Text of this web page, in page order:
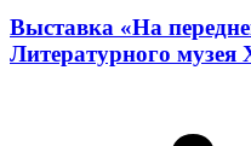
Выставка «На
Литературного музея